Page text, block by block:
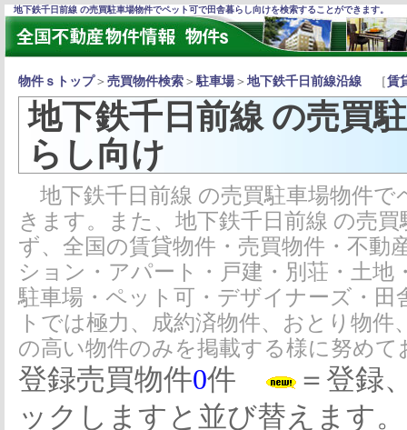
地下鉄千日前線 の売買駐車場物件でペット可で田舎暮らし向けを検索することができます。
物件ｓトップ＞ 売買物件検索 ＞駐車場 ＞ 地下鉄千日前線沿線 ［賃
地下鉄千日前線 の売買
らし向け
地下鉄千日前線 の売買駐車場物件
きます。また、地下鉄千日前線 の売
ず、全国の賃貸物件・売買物件・不動
ション・アパート・戸建・別荘・土
駐車場・ペット可・デザイナーズ・
トでは極力、成約済物件、おとり物
の高い物件のみを掲載する様に努めて
登録売買物件0件
＝登録
ックしますと並び替えます。